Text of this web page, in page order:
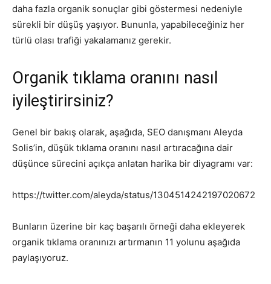
daha fazla organik sonuçlar gibi göstermesi nedeniyle
sürekli bir düşüş yaşıyor. Bununla, yapabileceğiniz her
türlü olası trafiği yakalamanız gerekir.
Organik tıklama oranını nasıl
iyileştirirsiniz?
Genel bir bakış olarak, aşağıda, SEO danışmanı Aleyda
Solis’in, düşük tıklama oranını nasıl artıracağına dair
düşünce sürecini açıkça anlatan harika bir diyagramı var:
https://twitter.com/aleyda/status/1304514242197020672
Bunların üzerine bir kaç başarılı örneği daha ekleyerek
organik tıklama oranınızı artırmanın 11 yolunu aşağıda
paylaşıyoruz.